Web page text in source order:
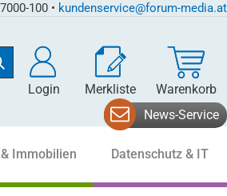
100 • kundenservice@forum-media.at
Login Merkliste
Warenkorb
News-Service
Immobilien Datenschutz & IT